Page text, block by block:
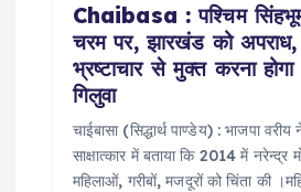
Chaibasa : पश्चिम सिंहभूम
चरम पर, झारखंड को
भ्रष्टाचार से मुक्त करना
गिलुवा
चाईबासा (सिद्धार्थ पाण्डेय) : भाजपा
साक्षात्कार में बताया कि 2014 में नरेन्द्र
महिलाओं, गरीबों, मजदूरों को चिंता की